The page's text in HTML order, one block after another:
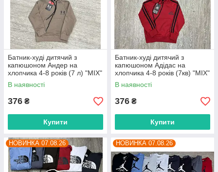
Батник-худі дитячий з
капюшоном Андер на
хлопчика 4-8 років (7 л) "MIX"
недорого від прямого
постачальника
В наявності
376 ₴
Купити
Батник-худі дитячий з
капюшоном Адідас на
хлопчика 4-8 років (7кв) "MIX"
недорого від прямого
постачальника
В наявності
376 ₴
Купити
НОВИНКА 07.08.26 НОВИНКА 07.08.26